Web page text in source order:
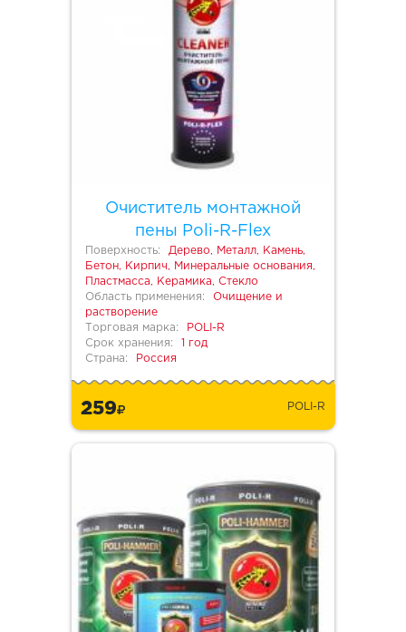
Очиститель монтажной
пены Poli-R-Flex
Поверхность:
Дерево, Металл, Камень,
Бетон, Кирпич, Минеральные основания,
Пластмасса, Керамика, Стекло
Область применения:
Очищение и
растворение
Торговая марка:
POLI-R
Срок хранения:
1 год
Страна:
Россия
259 POLI-R